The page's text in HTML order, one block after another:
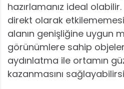
hazırlamanız ideal olabilir.
direkt olarak
alanın genişliğine uygun
görünümlere sahip
aydınlatma ile ortamın
kazanmasını